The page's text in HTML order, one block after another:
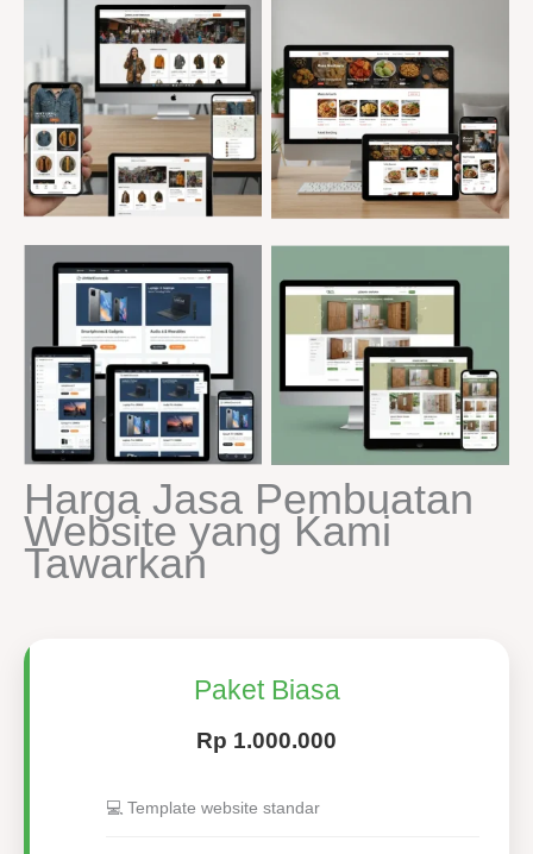
jasa pembuatan website
pasuruan
Harga Jasa Pembuatan
Website yang Kami
Tawarkan
Paket Biasa
Rp 1.000.000
💻 Template website standar